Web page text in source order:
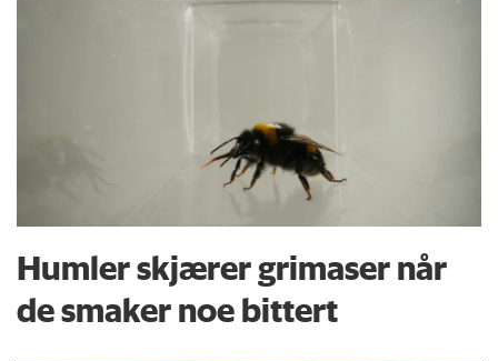
Humler skjærer grimaser når
de smaker noe bittert